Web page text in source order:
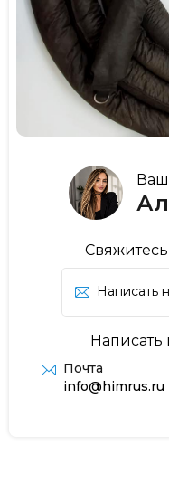
Ваш
Написать
Написать
Почта
info@himrus.ru